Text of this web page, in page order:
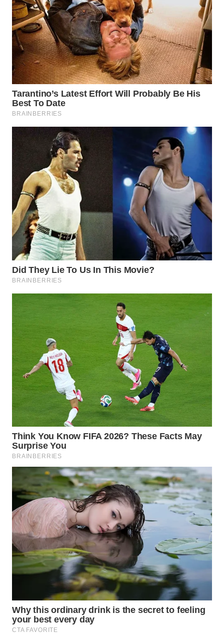
WN
PRIANGAN
TIMUR
WN
SEMARANG
WN
SOLO
WN
BOROBUDUR
MADURA
WN
SURABAYA
WN
NATUNA
WN
MANDALIKA
WN
LIKUPANG
WN
LABUANBAJO
WN
BORNEO
Wahana
WAHANA
NEWS
WAHANA
TANI
WAHANA
WAHANA
INFRASTRUKTUR